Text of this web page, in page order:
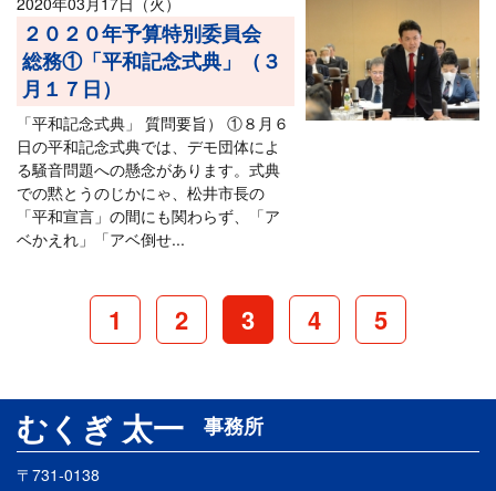
２０２０年予算特別委員会
総務①「平和記念式典」（３
月１７日）
「平和記念式典」 質問要旨） ①８月６
日の平和記念式典では、デモ団体によ
る騒音問題への懸念があります。式典
での黙とうのじかにゃ、松井市長の
「平和宣言」の間にも関わらず、「ア
ベかえれ」「アベ倒せ...
1 2 3 4 5
むくぎ 太一 事務所
〒731-0138